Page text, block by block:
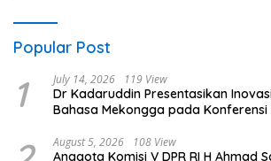
Popular Post
1 July 14, 2026 119 View
Dr Kadaruddin Presentasikan
Bahasa Mekongga pada Konferensi
August 5, 2026 108 View
Anggota Komisi V DPR RI H Ahmad